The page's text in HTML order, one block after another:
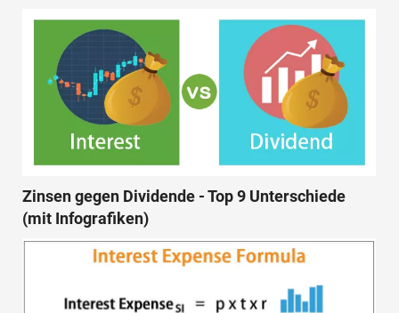
Zinsen gegen Dividende - Top 9 Unterschiede
(mit Infografiken)